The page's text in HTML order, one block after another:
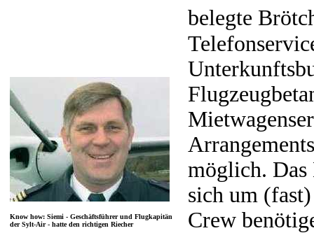
Know how: Siemi - Geschäftsführer und Flugkapitän
der Sylt-Air - hatte den richtigen Riecher
belegte
möglich. Das
sich um
Crew